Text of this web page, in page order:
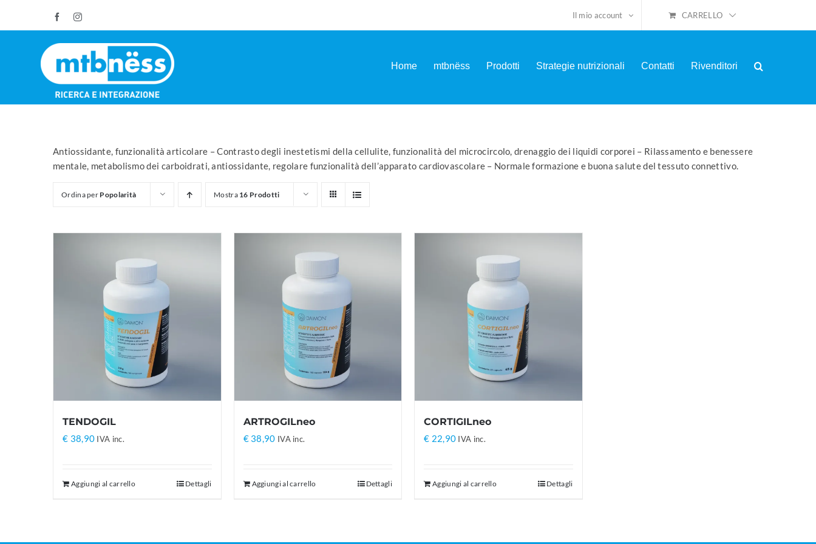
FacebookInstagram Il mio account CARRELLO
Home mtbnëss Prodotti Strategie nutrizionali Contatti Rivenditori
Antiossidante, funzionalità articolare – Contrasto degli inestetismi della cellulite, funzionalità del microcircolo, drenaggio dei liquidi corporei – Rilassamento e benessere
mentale, metabolismo dei carboidrati, antiossidante, regolare funzionalità dell’apparato cardiovascolare – Normale formazione e buona salute del tessuto connettivo.
Ordina per Popolarità Mostra 16 Prodotti
TENDOGIL
€ 38,90 IVA inc.
Aggiungi al carrello Dettagli
ARTROGILneo
€38,90 IVA inc.
Aggiungi al carrello Dettagli
CORTIGILneo
€ 22,90 IVA inc.
Aggiungi al carrello Dettagli